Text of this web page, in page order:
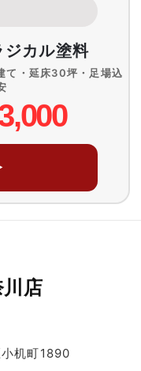
ジカル塗料
て・延床30坪・足場込
店
机町1890